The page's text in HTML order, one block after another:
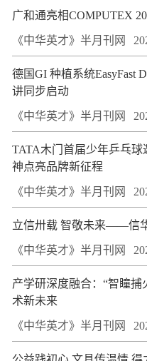
广和通亮相COMPUTEX
《中华英才》半月刊网
德国GI 种植系统EasyFast
讲同步启动
《中华英才》半月刊网
TATA木门首届少年乒乓
神点亮品牌新征程
《中华英才》半月刊网
立信卅载 智敬未来——信
《中华英才》半月刊网
产学研深度融合：“智瞳
术新未来
《中华英才》半月刊网